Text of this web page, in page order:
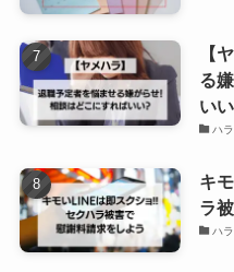
【
る
い
ハ
キ
ラ
ハ